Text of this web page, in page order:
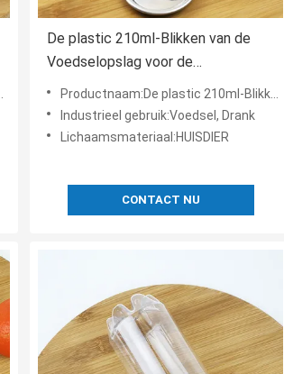
De plastic 210ml-Blikken van de
Voedselopslag voor de
Notendomein van
Graangewassenbonen
Productnaam:De plastic 210ml-Blikken van de Voedselopslag
Industrieel gebruik:Voedsel, Drank
Lichaamsmateriaal:HUISDIER
CONTACT NU